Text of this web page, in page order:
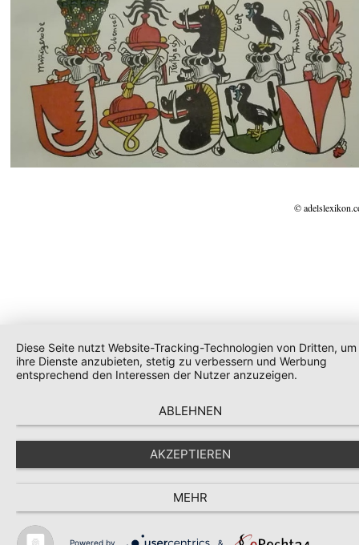
©
Diese Seite nutzt Website-Tracking-Technologien von Dritten, um
ihre Dienste anzubieten, stetig zu verbessern und Werbung
entsprechend den Interessen der Nutzer anzuzeigen.
ABLEHNEN
AKZEPTIEREN
MEHR
Powered by &